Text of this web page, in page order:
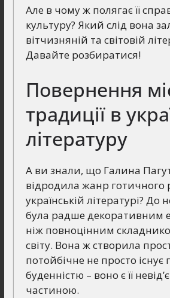
Але в чому ж полягає її
культуру? Який слід вона
вітчизняній та світовій
Давайте розбиратися!
Повернення
традиції в
літературу
А ви знали, що Галина
відродила жанр готичного
українській літературі? До
була радше декоративним
ніж повноцінним
світу. Вона ж створила
потойбічне не просто існує
буденністю – воно є її
частиною.